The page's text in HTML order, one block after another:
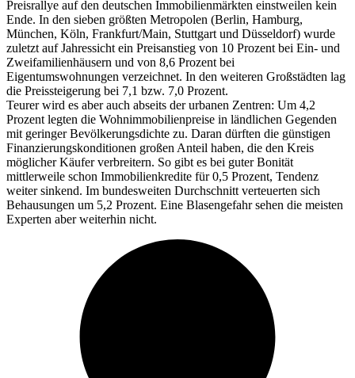
Preisrallye auf den deutschen Immobilienmärkten einstweilen kein
Ende. In den sieben größten Metropolen (Berlin, Hamburg,
München, Köln, Frankfurt/Main, Stuttgart und Düsseldorf) wurde
zuletzt auf Jahressicht ein Preisanstieg von 10 Prozent bei Ein- und
Zweifamilienhäusern und von 8,6 Prozent bei
Eigentumswohnungen verzeichnet. In den weiteren Großstädten lag
die Preissteigerung bei 7,1 bzw. 7,0 Prozent.
Teurer wird es aber auch abseits der urbanen Zentren: Um 4,2
Prozent legten die Wohnimmobilienpreise in ländlichen Gegenden
mit geringer Bevölkerungsdichte zu. Daran dürften die günstigen
Finanzierungskonditionen großen Anteil haben, die den Kreis
möglicher Käufer verbreitern. So gibt es bei guter Bonität
mittlerweile schon Immobilienkredite für 0,5 Prozent, Tendenz
weiter sinkend. Im bundesweiten Durchschnitt verteuerten sich
Behausungen um 5,2 Prozent. Eine Blasengefahr sehen die meisten
Experten aber weiterhin nicht.